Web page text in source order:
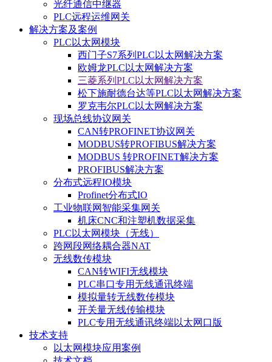
光纤通信中继器
PLC远程运维网关
解决方案及案例
PLC以太网模块
西门子S7系列PLC以太网解决方案
欧姆龙PLC以太网解决方案
三菱系列PLC以太网解决方案
松下施耐德台达等PLC以太网解决方案
罗克韦尔PLC以太网解决方案
现场总线协议网关
CAN转PROFINET协议网关
MODBUS转PROFIBUS解决方案
MODBUS 转PROFINET解决方案
PROFIBUS解决方案
分布式远程IO模块
Profinet分布式IO
工业物联网智能采集网关
机床CNC和注塑机数据采集
PLC以太网模块（无线）
跨网段网络耦合器NAT
无线数传模块
CAN转WIFI无线模块
PLC串口专用无线通讯终端
模拟量转无线数传模块
开关量无线传输模块
PLC专用无线通讯终端以太网口版
技术支持
以太网模块应用案例